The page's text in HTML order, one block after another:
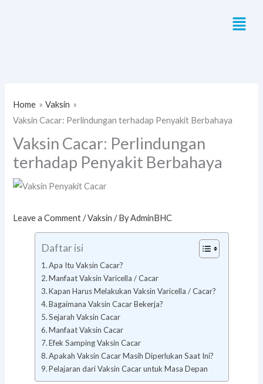
Menu
Home
Vaksin
Vaksin Cacar: Perlindungan terhadap Penyakit Berbahaya
Vaksin Cacar: Perlindungan
terhadap Penyakit Berbahaya
Leave a Comment /Vaksin / ByAdminBHC
Daftar isi
Apa Itu Vaksin Cacar?
Manfaat Vaksin Varicella / Cacar
Kapan Harus Melakukan Vaksin Varicella / Cacar?
Bagaimana Vaksin Cacar Bekerja?
Sejarah Vaksin Cacar
Manfaat Vaksin Cacar
Efek Samping Vaksin Cacar
Apakah Vaksin Cacar Masih Diperlukan Saat Ini?
Pelajaran dari Vaksin Cacar untuk Masa Depan